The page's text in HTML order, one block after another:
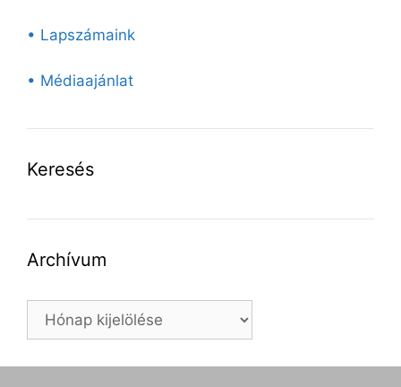
• Lapszámaink
• Médiaajánlat
Keresés
Archívum
Archívum